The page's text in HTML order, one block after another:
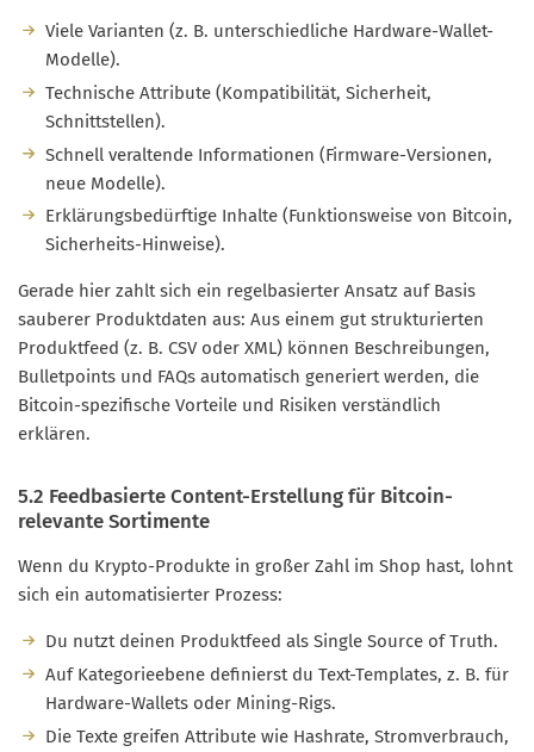
Viele Varianten (z. B. unterschiedliche Hardware-Wallet-
Modelle).
Technische Attribute (Kompatibilität, Sicherheit,
Schnittstellen).
Schnell veraltende Informationen (Firmware-Versionen,
neue Modelle).
Erklärungsbedürftige Inhalte (Funktionsweise von Bitcoin,
Sicherheits-Hinweise).
Gerade hier zahlt sich ein regelbasierter Ansatz auf Basis
sauberer Produktdaten aus: Aus einem gut strukturierten
Produktfeed (z. B. CSV oder XML) können Beschreibungen,
Bulletpoints und FAQs automatisch generiert werden, die
Bitcoin-spezifische Vorteile und Risiken verständlich
erklären.
5.2 Feedbasierte Content-Erstellung für Bitcoin-
relevante Sortimente
Wenn du Krypto-Produkte in großer Zahl im Shop hast, lohnt
sich ein automatisierter Prozess:
Du nutzt deinen Produktfeed als Single Source of Truth.
Auf Kategorieebene definierst du Text-Templates, z. B. für
Hardware-Wallets oder Mining-Rigs.
Die Texte greifen Attribute wie Hashrate, Stromverbrauch,